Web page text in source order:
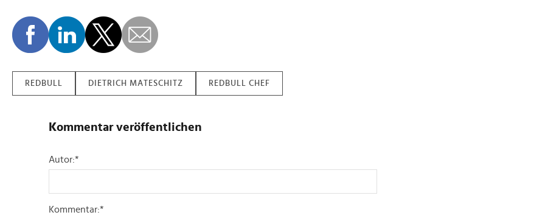
REDBULL DIETRICH MATESCHITZ REDBULL CHEF
Kommentar veröffentlichen
Autor:*
Kommentar:*